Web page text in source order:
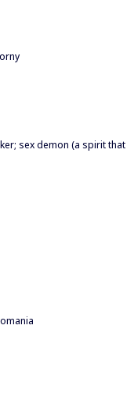
sex demon (a spirit